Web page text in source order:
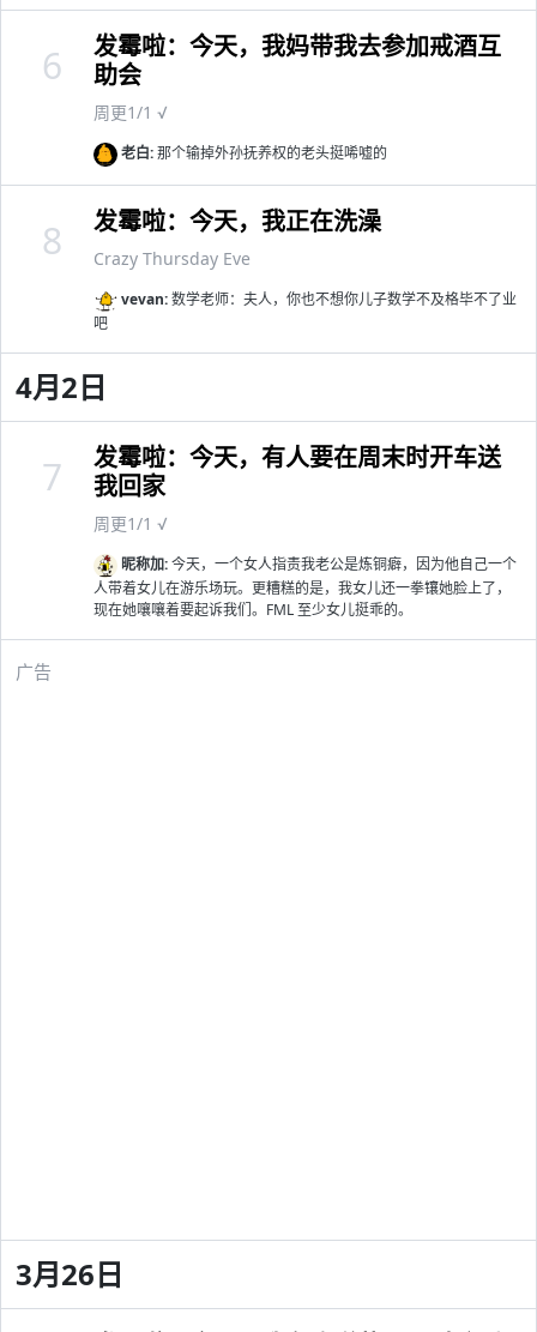
发霉啦：今天，我妈带我去参加戒酒互
助会
周更1/1 √
老白:那个输掉外孙抚养权的老头挺唏嘘的
6
发霉啦：今天，我正在洗澡
Crazy Thursday Eve
vevan:数学老师：夫人，你也不想你儿子数学不及格毕不了业
吧
8
4月2日
发霉啦：今天，有人要在周末时开车送
我回家
周更1/1 √
昵称加:今天，一个女人指责我老公是炼铜癖，因为他自己一个
人带着女儿在游乐场玩。更糟糕的是，我女儿还一拳镶她脸上了，
现在她嚷嚷着要起诉我们。FML 至少女儿挺乖的。
7
广告
3月26日